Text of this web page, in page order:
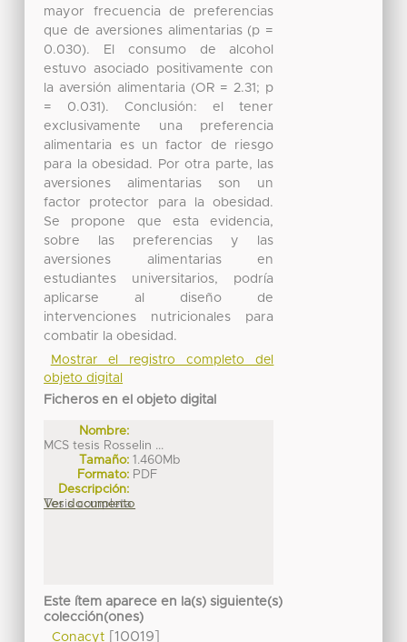
mayor frecuencia de preferencias
que de aversiones alimentarias (p =
0.030). El consumo de alcohol
estuvo asociado positivamente con
la aversión alimentaria (OR = 2.31; p
= 0.031). Conclusión: el tener
exclusivamente una preferencia
alimentaria es un factor de riesgo
para la obesidad. Por otra parte, las
aversiones alimentarias son un
factor protector para la obesidad.
Se propone que esta evidencia,
sobre las preferencias y las
aversiones alimentarias en
estudiantes universitarios, podría
aplicarse al diseño de
intervenciones nutricionales para
combatir la obesidad.
Mostrar el registro completo del
objeto digital
Ficheros en el objeto digital
Nombre:
MCS tesis Rosselin ...
Tamaño: 1.460Mb
Formato: PDF
Descripción:
Tesis completa
Ver documento
Este ítem aparece en la(s) siguiente(s)
colección(ones)
Conacyt[10019]